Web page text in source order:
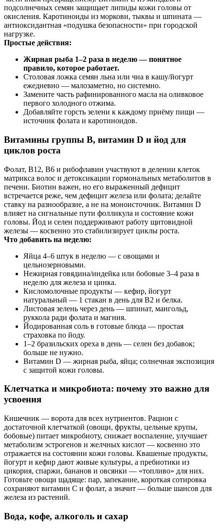
подсолнечных семян защищает липиды кожи головы от
окисления. Каротиноиды из моркови, тыквы и шпината —
антиоксидантная «подушка безопасности» при городской
нагрузке.
Простые действия:
Жирная рыба 1–2 раза в неделю — понятное
правило, которое работает.
Столовая ложка семян льна или чиа в кашу/йогурт
ежедневно — малозаметно, но системно.
Замените часть рафинированного масла на оливковое
первого холодного отжима.
Добавляйте горсть зелени к каждому приёму пищи —
источник фолата и каротиноидов.
Витамины группы B, витамин D и йод для
циклов роста
Фолат, B12, B6 и рибофлавин участвуют в делении клеток
матрикса волос и детоксикации гормональных метаболитов в
печени. Биотин важен, но его выраженный дефицит
встречается реже, чем дефицит железа или фолата; делайте
ставку на разнообразие, а не на моноисточник. Витамин D
влияет на сигнальные пути фолликула и состояние кожи
головы. Йод и селен поддерживают работу щитовидной
железы — косвенно это стабилизирует циклы роста.
Что добавить на неделю:
Яйца 4–6 штук в неделю — с овощами и
цельнозерновыми.
Нежирная говядина/индейка или бобовые 3–4 раза в
неделю для железа и цинка.
Кисломолочные продукты — кефир, йогурт
натуральный — 1 стакан в день для B2 и белка.
Листовая зелень через день — шпинат, мангольд,
руккола ради фолата и магния.
Йодированная соль в готовые блюда — простая
страховка по йоду.
1–2 бразильских ореха в день — селен без добавок;
больше не нужно.
Витамин D — жирная рыба, яйца; солнечная экспозиция
с защитой кожи головы.
Клетчатка и микробиота: почему это важно для
усвоения
Кишечник — ворота для всех нутриентов. Рацион с
достаточной клетчаткой (овощи, фрукты, цельные крупы,
бобовые) питает микробиоту, снижает воспаление, улучшает
метаболизм эстрогенов и желчных кислот — косвенно это
отражается на состоянии кожи головы. Квашеные продукты,
йогурт и кефир дают живые культуры, а пребиотики из
цикория, спаржи, бананов и овсянки — «топливо» для них.
Готовьте овощи щадяще: пар, запекание, короткая сотировка
сохраняют витамин С и фолат, а значит — больше шансов для
железа из растений.
Вода, кофе, алкоголь и сахар